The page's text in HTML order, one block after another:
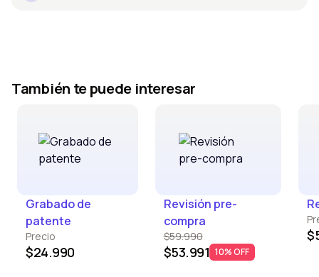
También te puede interesar
Grabado de
patente
Precio
$24.990
Revisión pre-
compra
$59.990
$53.991 10% OFF